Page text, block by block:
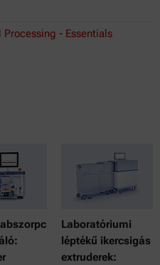
- Essentials
Laboratóriumi
léptékű ikercsigás
extruderek: